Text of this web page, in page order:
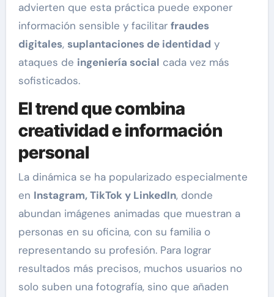
advierten que esta práctica puede exponer
información sensible y facilitar fraudes
digitales, suplantaciones de identidad y
ataques de ingeniería social cada vez más
sofisticados.
El trend que combina
creatividad e información
personal
La dinámica se ha popularizado especialmente
en Instagram, TikTok y LinkedIn, donde
abundan imágenes animadas que muestran a
personas en su oficina, con su familia o
representando su profesión. Para lograr
resultados más precisos, muchos usuarios no
solo suben una fotografía, sino que añaden